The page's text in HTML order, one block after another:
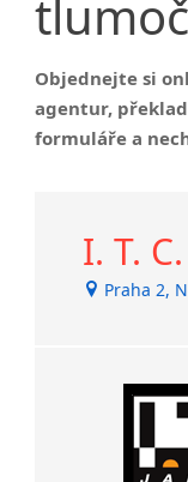
Objednejte si
agentur,
formuláře a
I. T.
Praha 2,